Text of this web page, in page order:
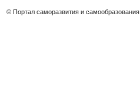
© Портал саморазвития и